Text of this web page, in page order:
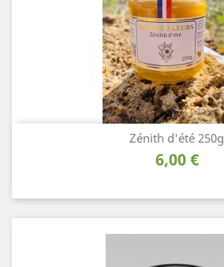
Zénith d'été 250g
Prix
6,00 €